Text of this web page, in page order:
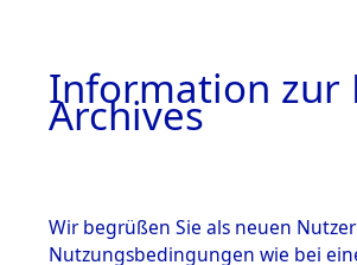
Information zur
Archives
Wir begrüßen Sie als neuen
Nutzungsbedingungen wie bei